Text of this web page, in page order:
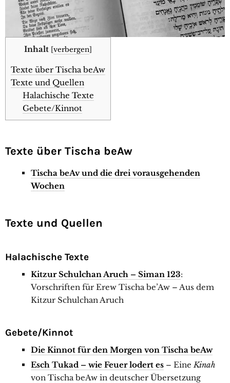
Inhalt [verbergen]
Texte über Tischa beAw
Texte und Quellen
Halachische Texte
Gebete/Kinnot
Texte über Tischa beAw
Tischa beAv und die drei vorausgehenden
Wochen
Texte und Quellen
Halachische Texte
Kitzur Schulchan Aruch – Siman 123:
Vorschriften für Erew Tischa be’Aw – Aus dem
Kitzur Schulchan Aruch
Gebete/Kinnot
Die Kinnot für den Morgen von Tischa beAw
Esch Tukad – wie Feuer lodert es – Eine Kinah
von Tischa beAw in deutscher Übersetzung